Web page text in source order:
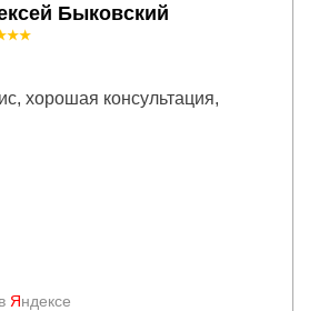
Быковский
Яндексе
хорошая консультация,